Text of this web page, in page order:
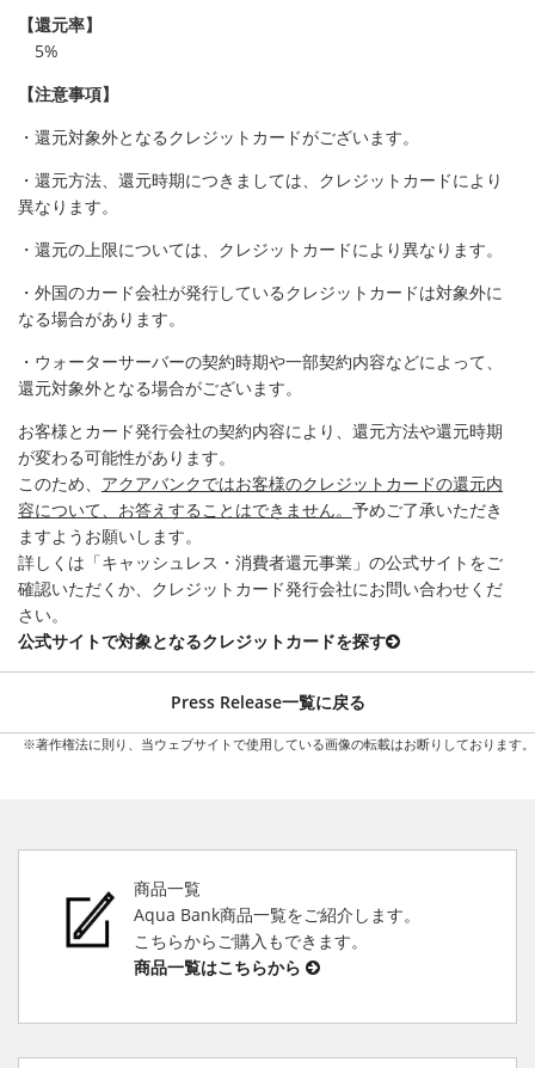
【還元率】
5%
【注意事項】
・還元対象外となるクレジットカードがございます。
・還元方法、還元時期につきましては、クレジットカードにより
異なります。
・還元の上限については、クレジットカードにより異なります。
・外国のカード会社が発行しているクレジットカードは対象外に
なる場合があります。
・ウォーターサーバーの契約時期や一部契約内容などによって、
還元対象外となる場合がございます。
お客様とカード発行会社の契約内容により、還元方法や還元時期
が変わる可能性があります。
このため、 アクアバンクではお客様のクレジットカードの還元内
容について、お答えすることはできません。 予めご了承いただき
ますようお願いします。
詳しくは「キャッシュレス・消費者還元事業」の公式サイトをご
確認いただくか、クレジットカード発行会社にお問い合わせくだ
さい。
公式サイトで対象となるクレジットカードを探す
Press Release一覧に戻る
※著作権法に則り、当ウェブサイトで使用している画像の転載はお断りしております。
商品一覧
Aqua Bank商品一覧をご紹介します。
こちらからご購入もできます。
商品一覧はこちらから